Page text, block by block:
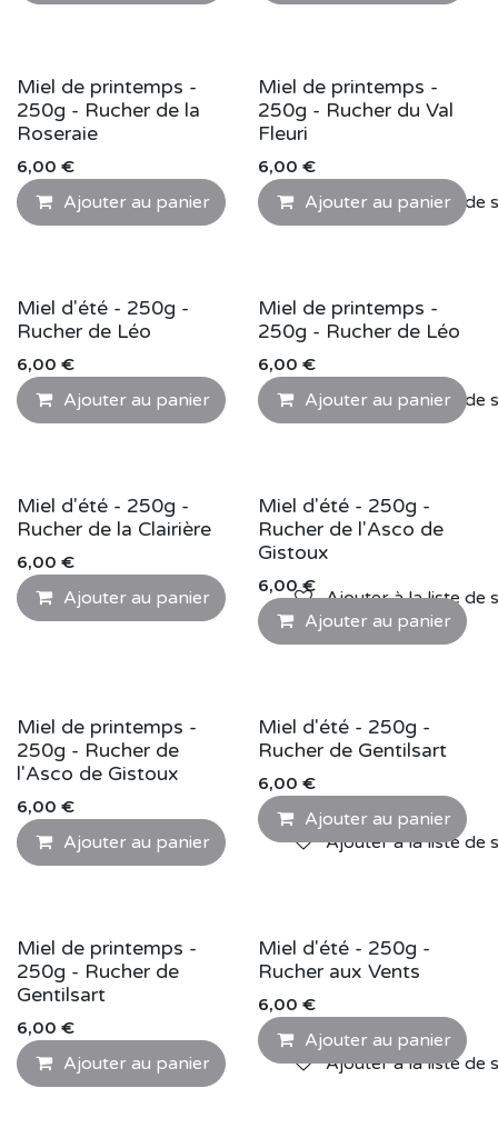
Miel de printemps -
250g - Rucher de la
Roseraie
6,00 €
Ajouter au panier Ajouter à la liste de
Miel de printemps -
250g - Rucher du Val
Fleuri
6,00 €
Ajouter au panier
Miel d'été - 250g -
Rucher de Léo
6,00 €
Ajouter au panier Ajouter à la liste de
Miel de printemps -
250g - Rucher de Léo
6,00 €
Ajouter au panier
Miel d'été - 250g -
Rucher de la Clairière
6,00 €
Ajouter au panier Ajouter à la liste de
Miel d'été - 250g -
Rucher de l'Asco de
Gistoux
6,00€
Ajouter au panier
Miel de printemps -
250g - Rucher de
l'Asco de Gistoux
6,00 €
Ajouter au panier Ajouter à la liste de
Miel d'été - 250g -
Rucher de Gentilsart
6,00 €
Ajouter au panier
Miel de printemps -
250g - Rucher de
Gentilsart
6,00 €
Ajouter au panier Ajouter à la liste de
Miel d'été - 250g -
Rucher aux Vents
6,00 €
Ajouter au panier